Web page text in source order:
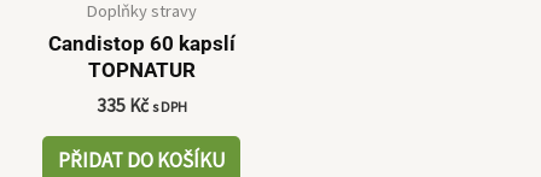
Doplňky stravy
Candistop 60 kapslí
TOPNATUR
335 Kč s DPH
PŘIDAT DO KOŠÍKU